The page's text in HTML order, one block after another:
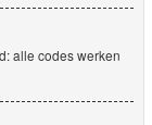
alle codes werken